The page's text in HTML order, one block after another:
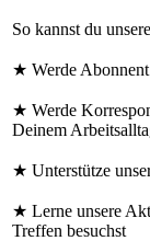
So kannst du
★ Werde
★ Werde
Deinem
★ Unterstütze
★ Lerne unsere
Treffen besuchst